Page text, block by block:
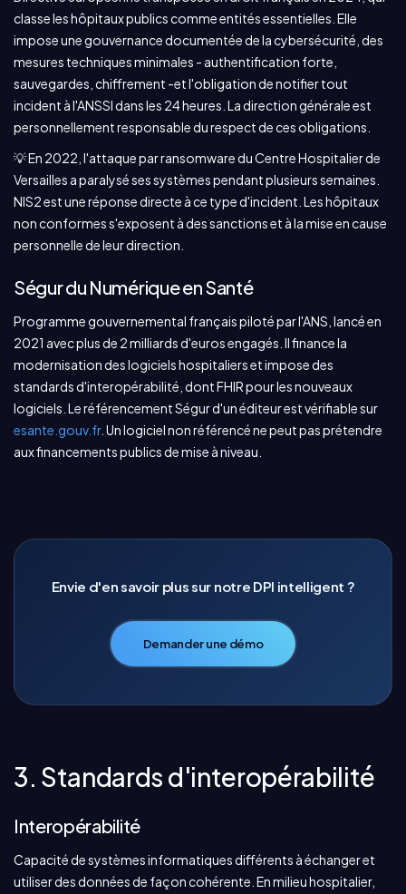
classe les hôpitaux publics comme entités essentielles. Elle
impose une gouvernance documentée de la cybersécurité, des
mesures techniques minimales - authentification forte,
sauvegardes, chiffrement -et l'obligation de notifier tout
incident à l'ANSSI dans les 24 heures. La direction générale est
personnellement responsable du respect de ces obligations.
💡 En 2022, l'attaque par ransomware du Centre Hospitalier de
Versailles a paralysé ses systèmes pendant plusieurs semaines.
NIS2 est une réponse directe à ce type d'incident. Les hôpitaux
non conformes s'exposent à des sanctions et à la mise en cause
personnelle de leur direction.
Ségur du Numérique en Santé
Programme gouvernemental français piloté par l'ANS, lancé en
2021 avec plus de 2 milliards d'euros engagés. Il finance la
modernisation des logiciels hospitaliers et impose des
standards d'interopérabilité, dont FHIR pour les nouveaux
logiciels. Le référencement Ségur d'un éditeur est vérifiable sur
esante.gouv.fr. Un logiciel non référencé ne peut pas prétendre
aux financements publics de mise à niveau.
Envie d'en savoir plus sur notre DPI intelligent ?
Demander une démo
3. Standards d'interopérabilité
Interopérabilité
Capacité de systèmes informatiques différents à échanger et
utiliser des données de façon cohérente. En milieu hospitalier,